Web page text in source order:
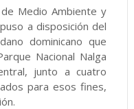
Medio Ambiente y
a disposición del
dominicano que
Nacional Nalga
junto a cuatro
para esos fines,